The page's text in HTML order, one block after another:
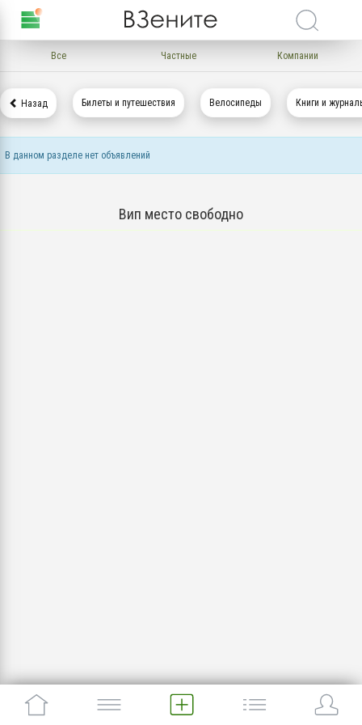
Все Частные Компании
Назад Билеты и путешествия Велосипеды Книги и
В данном разделе нет объявлений
Вип место свободно